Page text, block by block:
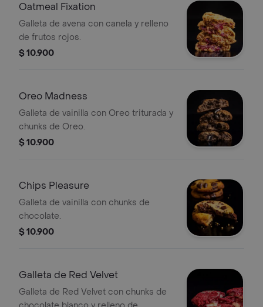
Oatmeal Fixation
Galleta de avena con canela y relleno
de frutos rojos.
$ 10.900
Oreo Madness
Galleta de vainilla con Oreo triturada y
chunks de Oreo.
$ 10.900
Chips Pleasure
Galleta de vainilla con chunks de
chocolate.
$ 10.900
Galleta de Red Velvet
Galleta de Red Velvet con chunks de